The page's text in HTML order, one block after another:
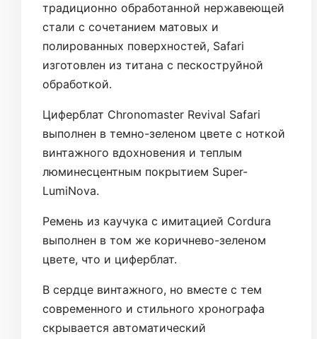
традиционно обработанной нержавеющей
стали с сочетанием матовых и
полированных поверхностей, Safari
изготовлен из титана с пескоструйной
обработкой.
Циферблат Chronomaster Revival Safari
выполнен в темно-зеленом цвете с ноткой
винтажного вдохновения и теплым
люминесцентным покрытием Super-
LumiNova.
Ремень из каучука с имитацией Cordura
выполнен в том же коричнево-зеленом
цвете, что и циферблат.
В сердце винтажного, но вместе с тем
современного и стильного хронографа
скрывается автоматический